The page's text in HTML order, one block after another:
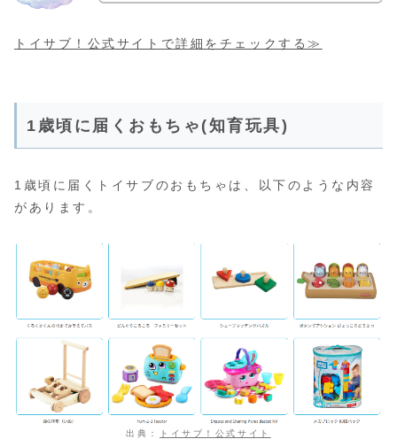
トイサブ！公式サイトで詳細をチェックする≫
1歳頃に届くおもちゃ(知育玩具)
1歳頃に届くトイサブのおもちゃは、以下のような内容
があります。
出典： トイサブ！公式サイト